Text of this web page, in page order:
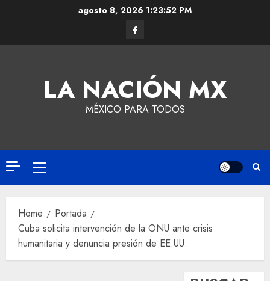
agosto 8, 2026 1:23:52 PM
LA NACIÓN MX
MÉXICO PARA TODOS
Home
Portada
Cuba solicita intervención de la ONU ante crisis
humanitaria y denuncia presión de EE.UU.